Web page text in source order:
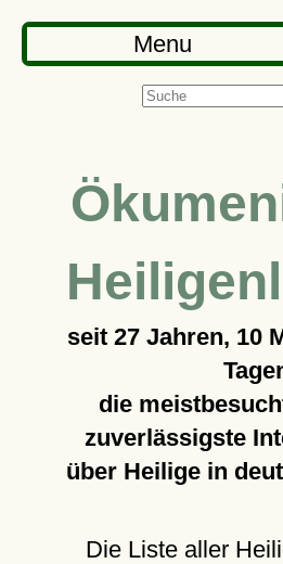
Menu
seit 27 Jahren, 10
die
zuverlässigste
über Heilige in
Die Liste aller